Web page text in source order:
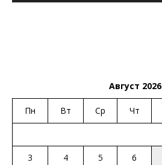
Август 2026
Пн Вт Ср Чт
3
4 5 6